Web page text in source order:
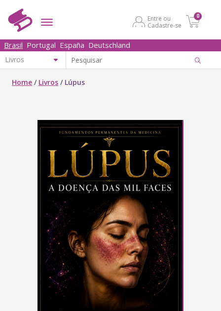
Entre ou
Cadastre-se
0
Brasil Portugal España Deutschland
Home / Livros / Lúpus